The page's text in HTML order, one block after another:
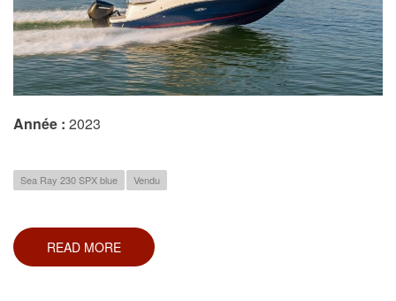
Année : 2023
Sea Ray 230 SPX blue Vendu
READ MORE ABOUT
RAY